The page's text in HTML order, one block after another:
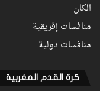
الكان
منافسات إفريقية
منافسات دولية
كرة القدم المغربية